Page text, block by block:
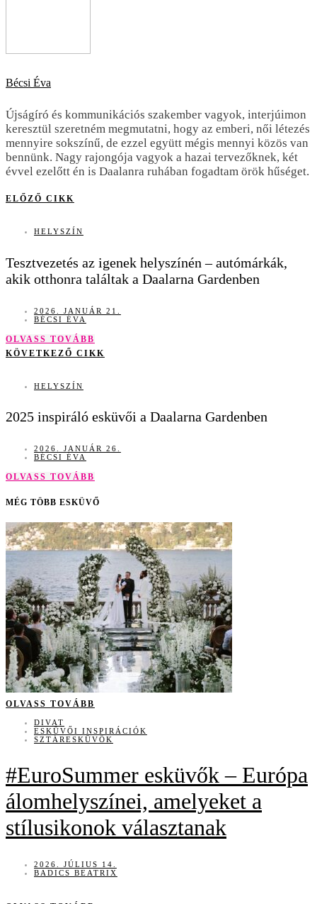
Bécsi Éva
Újságíró és kommunikációs szakember vagyok, interjúimon
keresztül szeretném megmutatni, hogy az emberi, női létezés
mennyire sokszínű, de ezzel együtt mégis mennyi közös van
bennünk. Nagy rajongója vagyok a hazai tervezőknek, két
évvel ezelőtt én is Daalanra ruhában fogadtam örök hűséget.
ELŐZŐ CIKK
HELYSZÍN
Tesztvezetés az igenek helyszínén – autómárkák,
akik otthonra találtak a Daalarna Gardenben
2026. JANUÁR 21.
BÉCSI ÉVA
OLVASS TOVÁBB
KÖVETKEZŐ CIKK
HELYSZÍN
2025 inspiráló esküvői a Daalarna Gardenben
2026. JANUÁR 26.
BÉCSI ÉVA
OLVASS TOVÁBB
MÉG TÖBB ESKÜVŐ
OLVASS TOVÁBB
DIVAT
ESKÜVŐI INSPIRÁCIÓK
SZTÁRESKÜVŐK
#EuroSummer esküvők – Európa
álomhelyszínei, amelyeket a
stílusikonok választanak
2026. JÚLIUS 14.
BADICS BEATRIX